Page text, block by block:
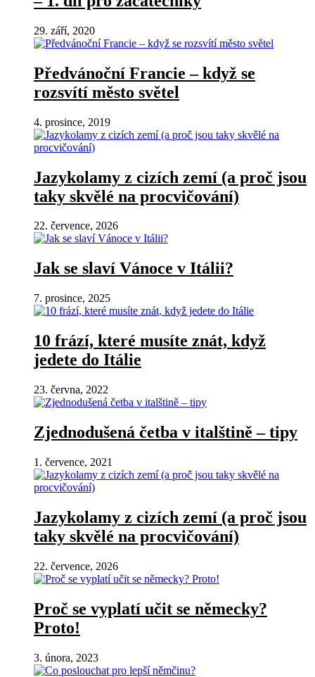
29. září, 2020
Předvánoční Francie – když se
rozsvítí město světel
4. prosince, 2019
Jazykolamy z cizích zemí (a proč jsou
taky skvělé na procvičování)
22. července, 2026
Jak se slaví Vánoce v Itálii?
7. prosince, 2025
10 frází, které musíte znát, když
jedete do Itálie
23. června, 2022
Zjednodušená četba v italštině – tipy
1. července, 2021
Jazykolamy z cizích zemí (a proč jsou
taky skvělé na procvičování)
22. července, 2026
Proč se vyplatí učit se německy?
Proto!
3. února, 2023